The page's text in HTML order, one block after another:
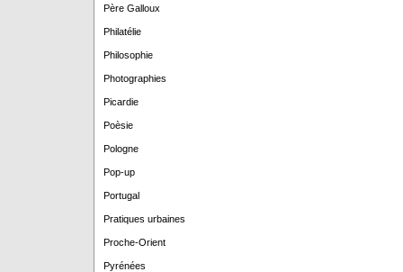
Père Galloux
Philatélie
Philosophie
Photographies
Picardie
Poèsie
Pologne
Pop-up
Portugal
Pratiques urbaines
Proche-Orient
Pyrénées